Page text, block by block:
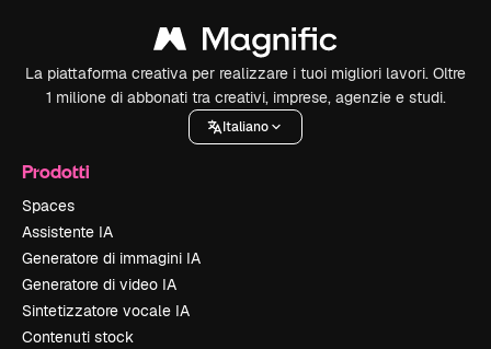
La piattaforma creativa per realizzare i tuoi migliori lavori. Oltre
1 milione di abbonati tra creativi, imprese, agenzie e studi.
Italiano
Prodotti
Spaces
Assistente IA
Generatore di immagini IA
Generatore di video IA
Sintetizzatore vocale IA
Contenuti stock